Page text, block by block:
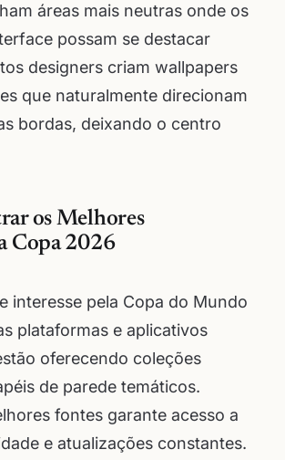
áreas mais neutras onde os
possam se destacar
designers criam wallpapers
que naturalmente direcionam
bordas, deixando o centro
os Melhores
Copa 2026
interesse pela Copa do Mundo
plataformas e aplicativos
oferecendo coleções
de parede temáticos.
fontes garante acesso a
e atualizações constantes.